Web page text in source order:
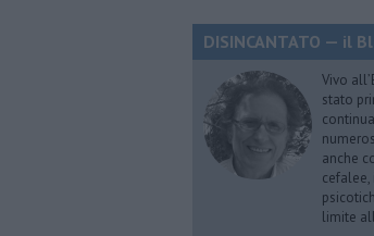
DISINCANTATO — il
Vivo
stato
anche
limite